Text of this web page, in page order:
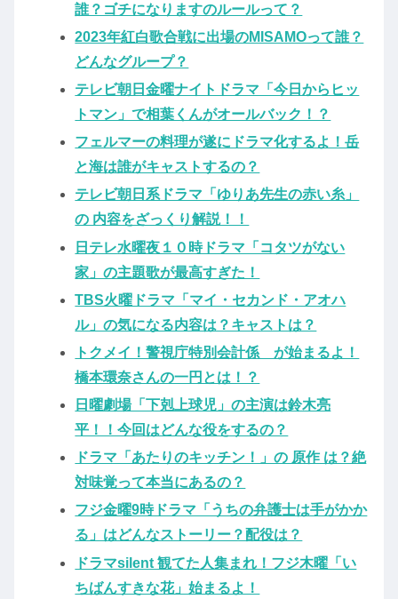
誰？ゴチになりますのルールって？
2023年紅白歌合戦に出場のMISAMOって誰？
どんなグループ？
テレビ朝日金曜ナイトドラマ「今日からヒッ
トマン」で相葉くんがオールバック！？
フェルマーの料理が遂にドラマ化するよ！岳
と海は誰がキャストするの？
テレビ朝日系ドラマ「ゆりあ先生の赤い糸」
の 内容をざっくり解説！！
日テレ水曜夜１０時ドラマ「コタツがない
家」の主題歌が最高すぎた！
TBS火曜ドラマ「マイ・セカンド・アオハ
ル」の気になる内容は？キャストは？
トクメイ！警視庁特別会計係 が始まるよ！
橋本環奈さんの一円とは！？
日曜劇場「下剋上球児」の主演は鈴木亮
平！！今回はどんな役をするの？
ドラマ「あたりのキッチン！」の 原作 は？絶
対味覚って本当にあるの？
フジ金曜9時ドラマ「うちの弁護士は手がかか
る」はどんなストーリー？配役は？
ドラマsilent 観てた人集まれ！フジ木曜「い
ちばんすきな花」始まるよ！